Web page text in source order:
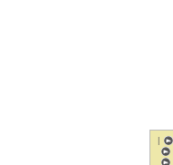
|